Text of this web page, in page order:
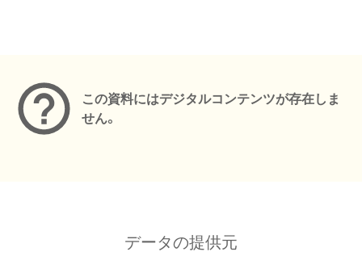
この資料にはデジタルコンテンツが存在しま
せん。
データの提供元